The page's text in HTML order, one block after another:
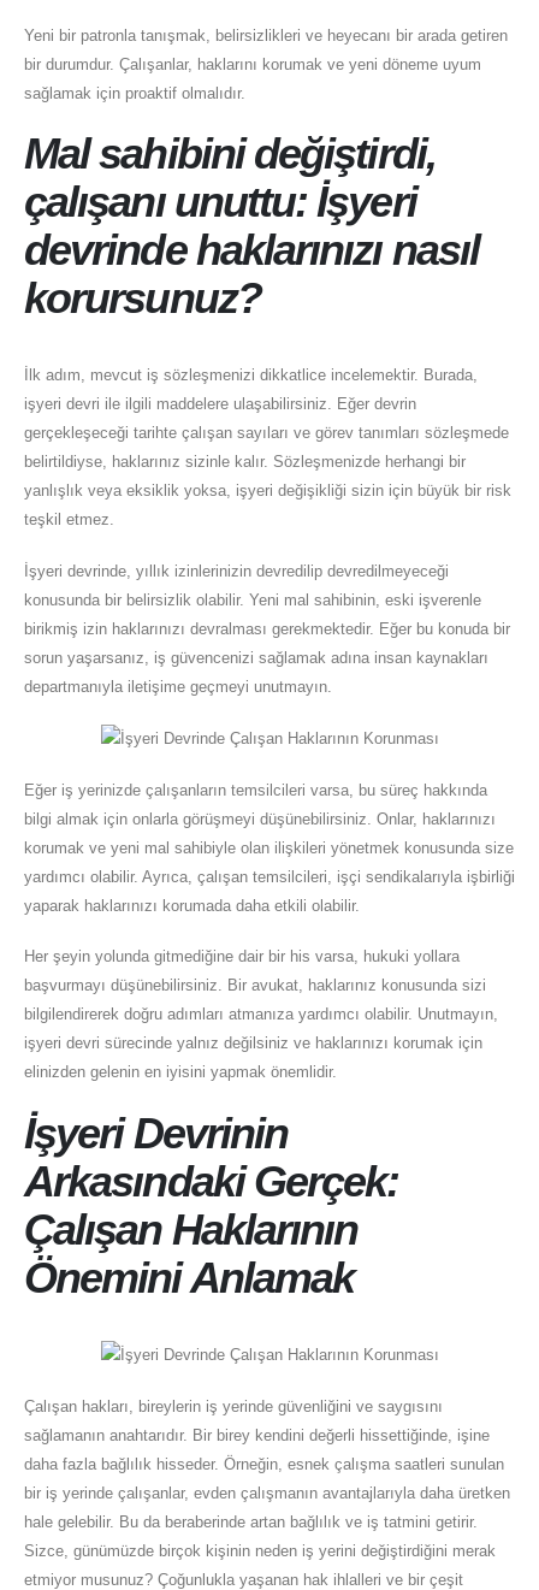
Yeni bir patronla tanışmak, belirsizlikleri ve heyecanı bir arada getiren
bir durumdur. Çalışanlar, haklarını korumak ve yeni döneme uyum
sağlamak için proaktif olmalıdır.
Mal sahibini değiştirdi,
çalışanı unuttu: İşyeri
devrinde haklarınızı nasıl
korursunuz?
İlk adım, mevcut iş sözleşmenizi dikkatlice incelemektir. Burada,
işyeri devri ile ilgili maddelere ulaşabilirsiniz. Eğer devrin
gerçekleşeceği tarihte çalışan sayıları ve görev tanımları sözleşmede
belirtildiyse, haklarınız sizinle kalır. Sözleşmenizde herhangi bir
yanlışlık veya eksiklik yoksa, işyeri değişikliği sizin için büyük bir risk
teşkil etmez.
İşyeri devrinde, yıllık izinlerinizin devredilip devredilmeyeceği
konusunda bir belirsizlik olabilir. Yeni mal sahibinin, eski işverenle
birikmiş izin haklarınızı devralması gerekmektedir. Eğer bu konuda bir
sorun yaşarsanız, iş güvencenizi sağlamak adına insan kaynakları
departmanıyla iletişime geçmeyi unutmayın.
Eğer iş yerinizde çalışanların temsilcileri varsa, bu süreç hakkında
bilgi almak için onlarla görüşmeyi düşünebilirsiniz. Onlar, haklarınızı
korumak ve yeni mal sahibiyle olan ilişkileri yönetmek konusunda size
yardımcı olabilir. Ayrıca, çalışan temsilcileri, işçi sendikalarıyla işbirliği
yaparak haklarınızı korumada daha etkili olabilir.
Her şeyin yolunda gitmediğine dair bir his varsa, hukuki yollara
başvurmayı düşünebilirsiniz. Bir avukat, haklarınız konusunda sizi
bilgilendirerek doğru adımları atmanıza yardımcı olabilir. Unutmayın,
işyeri devri sürecinde yalnız değilsiniz ve haklarınızı korumak için
elinizden gelenin en iyisini yapmak önemlidir.
İşyeri Devrinin
Arkasındaki Gerçek:
Çalışan Haklarının
Önemini Anlamak
Çalışan hakları, bireylerin iş yerinde güvenliğini ve saygısını
sağlamanın anahtarıdır. Bir birey kendini değerli hissettiğinde, işine
daha fazla bağlılık hisseder. Örneğin, esnek çalışma saatleri sunulan
bir iş yerinde çalışanlar, evden çalışmanın avantajlarıyla daha üretken
hale gelebilir. Bu da beraberinde artan bağlılık ve iş tatmini getirir.
Sizce, günümüzde birçok kişinin neden iş yerini değiştirdiğini merak
etmiyor musunuz? Çoğunlukla yaşanan hak ihlalleri ve bir çeşit